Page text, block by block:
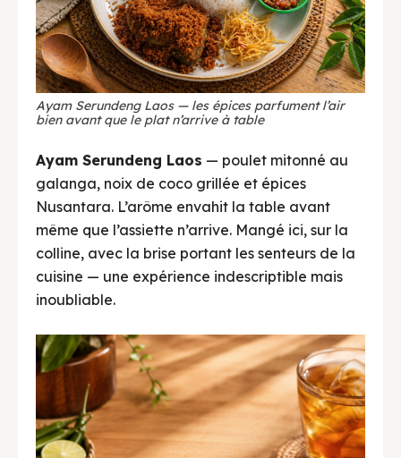
Ayam Serundeng Laos — les épices parfument l’air
bien avant que le plat n’arrive à table
Ayam Serundeng Laos — poulet mitonné au
galanga, noix de coco grillée et épices
Nusantara. L’arôme envahit la table avant
même que l’assiette n’arrive. Mangé ici, sur la
colline, avec la brise portant les senteurs de la
cuisine — une expérience indescriptible mais
inoubliable.